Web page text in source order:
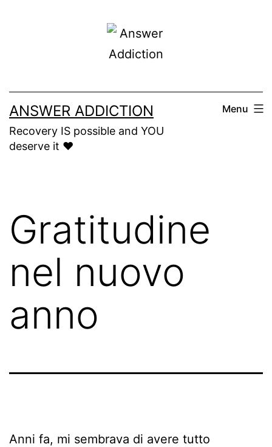
ANSWER ADDICTION
Recovery IS possible and YOU
deserve it ❤️
Menu
Gratitudine
nel nuovo
anno
Anni fa, mi sembrava di avere tutto